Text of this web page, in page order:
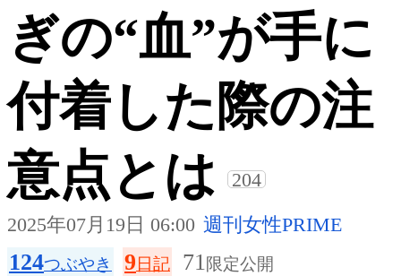
ぎの“血”が手に
付着した際の注
意点とは
204
2025年07月19日 06:00 週刊女性PRIME
124つぶやき 9日記 71 限定公開